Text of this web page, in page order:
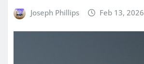
Joseph Phillips Feb 13, 2026